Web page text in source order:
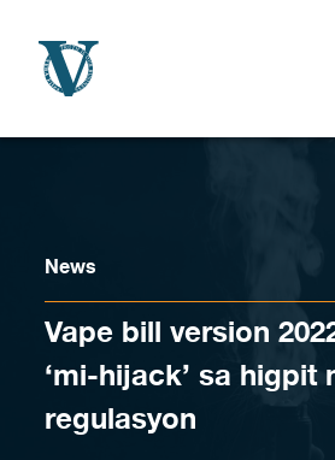
News
Vape bill version
‘mi-hijack’ sa higpit
regulasyon